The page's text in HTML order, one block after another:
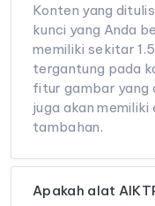
Konten yang
kunci yang Anda
memiliki sekitar
tergantung pada
fitur gambar yang
juga akan
tambahan.
Apakah alat